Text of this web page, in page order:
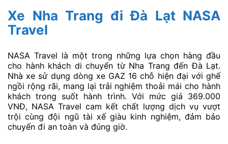
Xe Nha Trang đi Đà Lạt NASA
Travel
NASA Travel là một trong những lựa chọn hàng đầu
cho hành khách di chuyển từ Nha Trang đến Đà Lạt.
Nhà xe sử dụng dòng xe GAZ 16 chỗ hiện đại với ghế
ngồi rộng rãi, mang lại trải nghiệm thoải mái cho hành
khách trong suốt hành trình. Với mức giá 369.000
VNĐ, NASA Travel cam kết chất lượng dịch vụ vượt
trội cùng đội ngũ tài xế giàu kinh nghiệm, đảm bảo
chuyến đi an toàn và đúng giờ.